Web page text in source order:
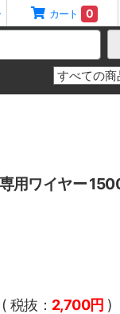
カート 0
用ワイヤー
( 税抜： 2,700円 )